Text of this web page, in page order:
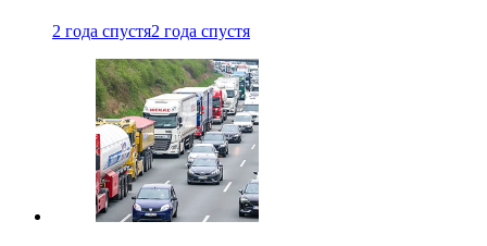
2 года спустя2 года спустя